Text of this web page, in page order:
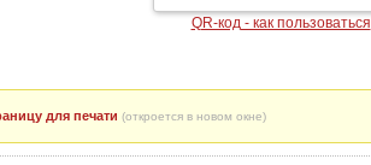
QR-код - как пользоваться
для печати (откроется в новом окне)